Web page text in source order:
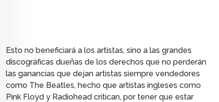
Esto no beneficiará a los artistas, sino a las grandes
discográficas dueñas de los derechos que no perderán
las ganancias que dejan artistas siempre vendedores
como The Beatles, hecho que artistas ingleses como
Pink Floyd y Radiohead critican, por tener que estar